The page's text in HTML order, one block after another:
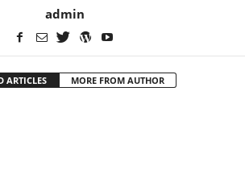
admin
ARTICLES MORE FROM AUTHOR